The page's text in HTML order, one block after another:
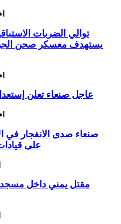
توالي الضربات
يستهدف معسكر صحن
عاجل صنعاء تعلن
صنعاء صدى الانفجار في
على
مقتل يمني داخل مسجد